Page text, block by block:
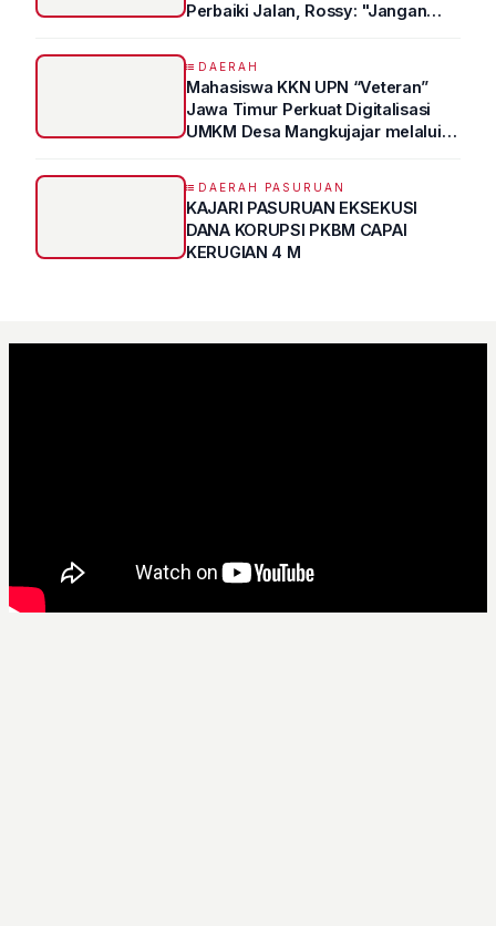
Perbaiki Jalan, Rossy: "Jangan
DAERAH
Mahasiswa KKN UPN “Veteran”
Jawa Timur Perkuat Digitalisasi
UMKM Desa Mangkujajar melalui
DAERAH PASURUAN
KAJARI PASURUAN EKSEKUSI
DANA KORUPSI PKBM CAPAI
KERUGIAN 4 M